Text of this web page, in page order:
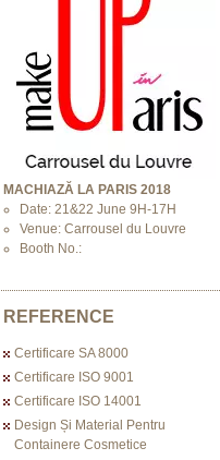
MACHIAZĂ LA PARIS 2018
Date: 21&22 June 9H-17H
Venue: Carrousel du Louvre
Booth No.:
REFERENCE
Certificare SA 8000
Certificare ISO 9001
Certificare ISO 14001
Design Și Material Pentru
Containere Cosmetice